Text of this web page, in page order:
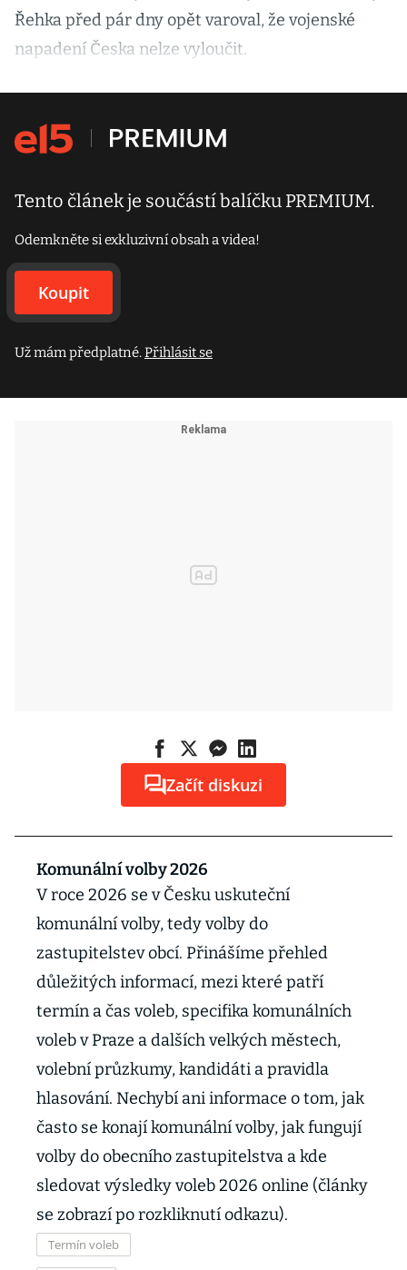
Řehka před pár dny opět varoval, že vojenské
napadení Česka nelze vyloučit.
Tento článek je součástí balíčku PREMIUM.
Odemkněte si exkluzivní obsah a videa!
Koupit
Už mám předplatné.Přihlásit se
Začít diskuzi
Komunální volby 2026
V roce 2026 se v Česku uskuteční
komunální volby, tedy volby do
zastupitelstev obcí. Přinášíme přehled
důležitých informací, mezi které patří
termín a čas voleb, specifika komunálních
voleb v Praze a dalších velkých městech,
volební průzkumy, kandidáti a pravidla
hlasování. Nechybí ani informace o tom, jak
často se konají komunální volby, jak fungují
volby do obecního zastupitelstva a kde
sledovat výsledky voleb 2026 online (články
se zobrazí po rozkliknutí odkazu).
Termín voleb